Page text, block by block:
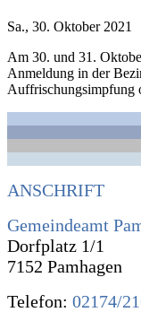
Sa., 30. Oktober 2021
Am 30. und 31.
Anmeldung in der
Auffrischungsimpfung
ANSCHRIFT
Gemeindeamt
Dorfplatz 1/1
7152 Pamhagen
Telefon: 02174/